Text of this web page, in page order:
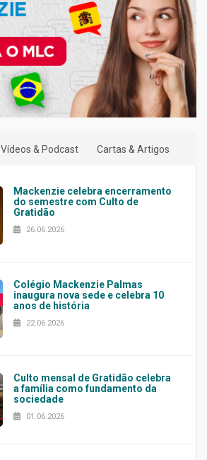
Vídeos & Podcast Cartas & Artigos
Mackenzie celebra encerramento
do semestre com Culto de
Gratidão
26.06.2026
Colégio Mackenzie Palmas
inaugura nova sede e celebra 10
anos de história
22.06.2026
Culto mensal de Gratidão celebra
a família como fundamento da
sociedade
01.06.2026